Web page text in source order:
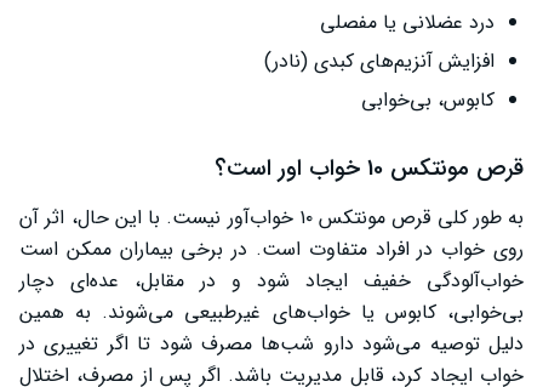
درد عضلانی یا مفصلی
افزایش آنزیم‌های کبدی (نادر)
کابوس، بی‌خوابی
قرص مونتکس 10 خواب اور است؟
به طور کلی قرص مونتکس ۱۰ خواب‌آور نیست. با این حال، اثر آن
روی خواب در افراد متفاوت است. در برخی بیماران ممکن است
خواب‌آلودگی خفیف ایجاد شود و در مقابل، عده‌ای دچار
بی‌خوابی، کابوس یا خواب‌های غیرطبیعی می‌شوند. به همین
دلیل توصیه می‌شود دارو شب‌ها مصرف شود تا اگر تغییری در
خواب ایجاد کرد، قابل مدیریت باشد. اگر پس از مصرف، اختلال